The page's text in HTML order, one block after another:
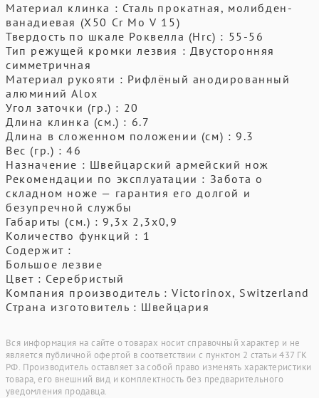
Материал клинка : Сталь прокатная, молибден-
ванадиевая (X50 Cr Mo V 15)
Твердость по шкале Роквелла (Hrc) : 55-56
Тип режущей кромки лезвия : Двусторонняя
симметричная
Материал рукояти : Рифлёный анодированный
алюминий Alox
Угол заточки (гр.) : 20
Длина клинка (см.) : 6.7
Длина в сложенном положении (см) : 9.3
Вес (гр.) : 46
Назначение : Швейцарский армейский нож
Рекомендации по эксплуатации : Забота о
складном ноже — гарантия его долгой и
безупречной службы
Габариты (см.) : 9,3х 2,3х0,9
Количество функций : 1
Содержит :
Большое лезвие
Цвет : Серебристый
Компания производитель : Victorinox, Switzerland
Страна изготовитель : Швейцария
Вся информация на сайте о товарах носит справочный характер и не
является публичной офертой в соответствии с пунктом 2 статьи 437 ГК
РФ. Производитель оставляет за собой право изменять характеристики
товара, его внешний вид и комплектность без предварительного
уведомления продавца.